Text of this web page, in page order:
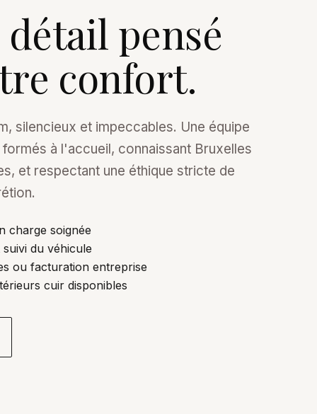
pensé
confort.
silencieux et impeccables. Une équipe
à l'accueil, connaissant Bruxelles
et respectant une éthique stricte de
charge soignée
du véhicule
ou facturation entreprise
cuir disponibles